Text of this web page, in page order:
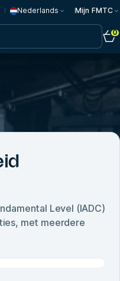
Nederlands Mijn FMTC
0
Level (IADC)
met meerdere